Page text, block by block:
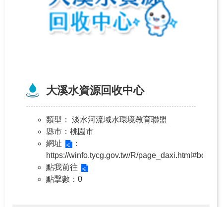
大溪水資源回收中心
類型 ： 淡水河流域水環境教育聯盟
縣市 ：桃園市
網址
：
https://winfo.tycg.gov.tw/R/page_daxi.html#body/
點我前往
點擊數 ：0